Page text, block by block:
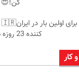
کن!😍
کننده 23 روزه ساخت!
کار